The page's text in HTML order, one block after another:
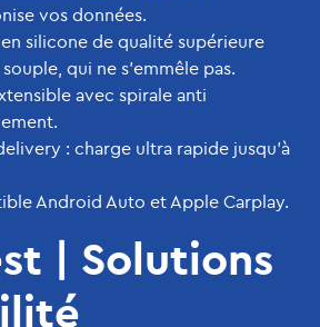
vos données.
silicone de qualité supérieure
qui ne s'emmêle pas.
avec spirale anti
: charge ultra rapide jusqu'à
Android Auto et Apple Carplay.
| Solutions